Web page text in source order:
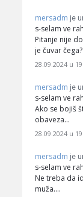
mersadm je
s-selam ve
Pitanje nije
je čuvar
28.09.2024 u
mersadm je
s-selam ve
Ako se bojiš
obaveza…
28.09.2024 u
mersadm je
s-selam ve
Ne treba da
muža.…